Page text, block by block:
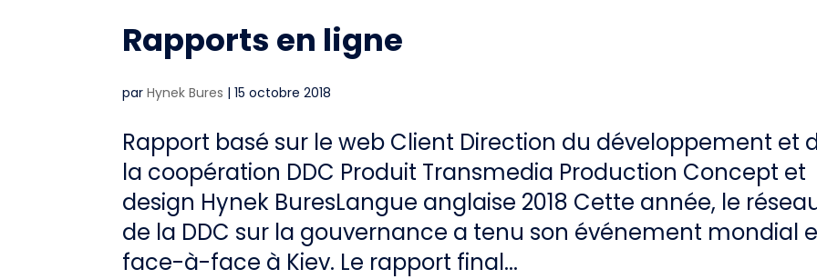
Rapports en ligne
parHynek Bures |15 octobre 2018
Rapport basé sur le web Client Direction du développement et
la coopération DDC Produit Transmedia Production Concept et
design Hynek BuresLangue anglaise 2018 Cette année, le
de la DDC sur la gouvernance a tenu son événement mondial
face-à-face à Kiev. Le rapport final...